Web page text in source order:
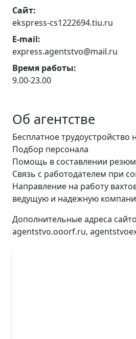
Сайт:
ekspress-cs1222694.tiu.ru
E-mail:
express.agentstvo@mail.ru
Время работы:
9.00-23.00
Об агентстве
Бесплатное трудоустройство
Подбор персонала
Помощь в составлении
Связь с работодателем при
Направление на работу
ведущую и надежную
Дополнительные адреса
agentstvo.ooorf.ru,